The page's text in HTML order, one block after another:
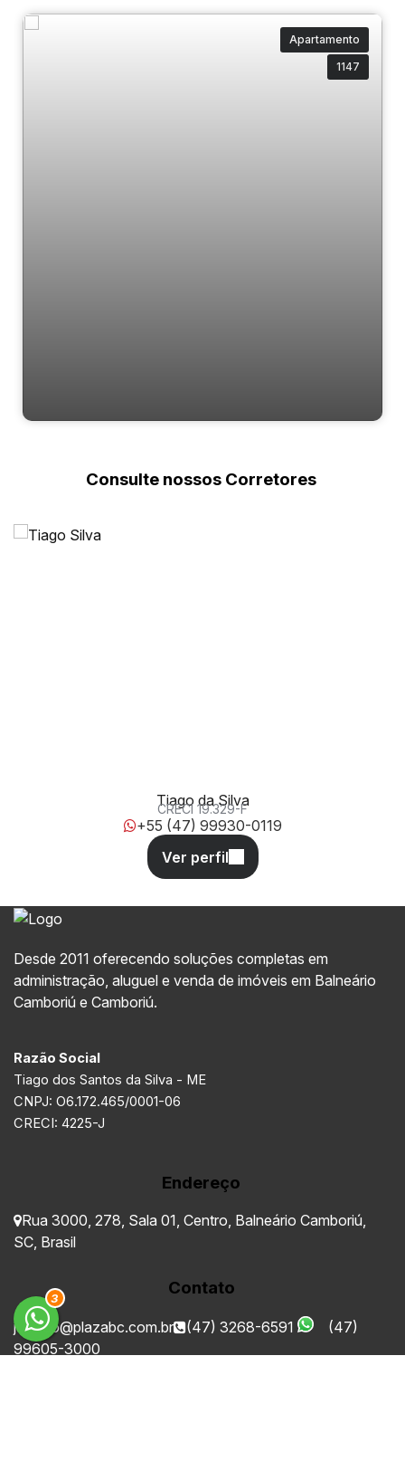
3
Apartamento
1147
Consulte nossos Corretores
Tiago da Silva
CRECI 19.329-F
+55 (47) 99930-0119
Desde 2011 oferecendo soluções completas em
administração, aluguel e venda de imóveis em Balneário
Camboriú e Camboriú.
Razão Social
Tiago dos Santos da Silva - ME
CNPJ: O6.172.465/0001-06
CRECI: 4225-J
Endereço
Rua 3000 278 Sala 01 Centro Balneário Camboriú
SC Brasil
Contato
juridico@plazabc.com.br (47) 3268-6591
(47)
99605-3000